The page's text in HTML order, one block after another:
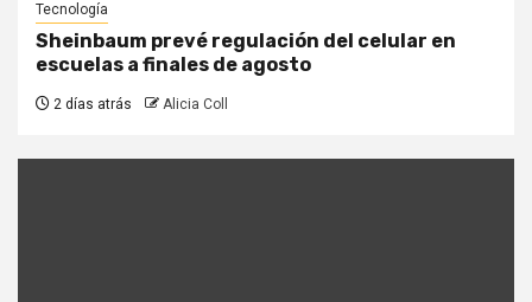
Tecnología
Sheinbaum prevé regulación del celular en
escuelas a finales de agosto
2 días atrás Alicia Coll